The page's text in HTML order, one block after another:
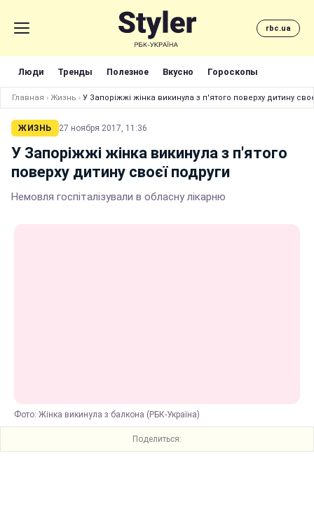
rbc.ua
Люди Тренды Полезное Вкусно Гороскопы
Главная › Жизнь › У Запоріжжі жінка викинула з п'ятого поверху дитину
ЖИЗНЬ 27 ноября 2017, 11:36
У Запоріжжі жінка викинула з п'ятого
поверху дитину своєї подруги
Немовля госпіталізували в обласну лікарню
Фото: Жінка викинула з балкона (РБК-Україна)
Поделиться: